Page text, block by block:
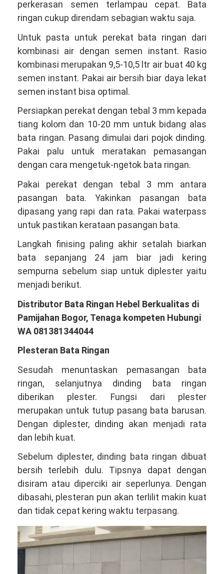
perkerasan semen terlampau cepat. Bata
ringan cukup direndam sebagian waktu saja.
Untuk pasta untuk perekat bata ringan dari
kombinasi air dengan semen instant. Rasio
kombinasi merupakan 9,5-10,5 ltr air buat 40 kg
semen instant. Pakai air bersih biar daya lekat
semen instant bisa optimal.
Persiapkan perekat dengan tebal 3 mm kepada
tiang kolom dan 10-20 mm untuk bidang alas
bata ringan. Pasang dimulai dari pojok dinding.
Pakai palu untuk meratakan pemasangan
dengan cara mengetuk-ngetok bata ringan.
Pakai perekat dengan tebal 3 mm antara
pasangan bata. Yakinkan pasangan bata
dipasang yang rapi dan rata. Pakai waterpass
untuk pastikan kerataan pasangan bata.
Langkah finising paling akhir setalah biarkan
bata sepanjang 24 jam biar jadi kering
sempurna sebelum siap untuk diplester yaitu
menjadi berikut.
Distributor Bata Ringan Hebel Berkualitas di
Pamijahan Bogor, Tenaga kompeten Hubungi
WA 081381344044
Plesteran Bata Ringan
Sesudah menuntaskan pemasangan bata
ringan, selanjutnya dinding bata ringan
diberikan plester. Fungsi dari plester
merupakan untuk tutup pasang bata barusan.
Dengan diplester, dinding akan menjadi rata
dan lebih kuat.
Sebelum diplester, dinding bata ringan dibuat
bersih terlebih dulu. Tipsnya dapat dengan
disiram atau diperciki air seperlunya. Dengan
dibasahi, plesteran pun akan terlilit makin kuat
dan tidak cepat kering waktu terpasang.